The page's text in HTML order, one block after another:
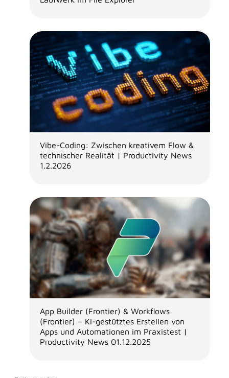
Vibe-Coding: Zwischen kreativem Flow &
technischer Realität | Productivity News
1.2.2026
App Builder (Frontier) & Workflows
(Frontier) – KI-gestütztes Erstellen von
Apps und Automationen im Praxistest |
Productivity News 01.12.2025